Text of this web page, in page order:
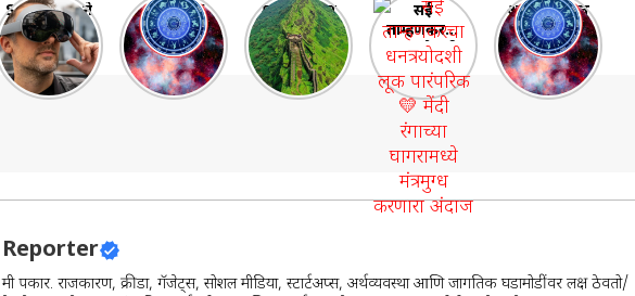
Samsung ने
लॉन्च केला
जबरदस्त
Galaxy XR
हेडसेट
“20 ते 26
ऑक्टोबर
2025
साप्ताहिक
राशीभविष्य |
महाराष्ट्रातील
१० प्रसिद्ध
आणि सर्वात
मोठे किल्ले |
Top 10
सई
ताम्हणकरचा
धनत्रयोदशी
लूक पारंपरिक
💛 मेंदी
रंगाच्या
घागरामध्ये
मंत्रमुग्ध
करणारा
अंदाज
आदित्य-मंगल
योग 2025:
भाग्याचा
आठवडा सुरू
Reporter
मी पत्रकार. राजकारण, क्रीडा, गॅजेट्स, सोशल मीडिया, स्टार्टअप्स, अर्थव्यवस्था आणि जागतिक घडामोडींवर लक्ष ठेवतो/